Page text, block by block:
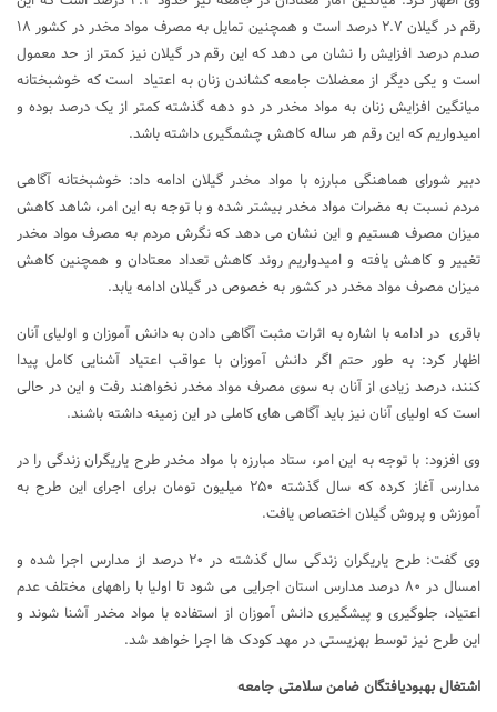
رقم در گیلان ۲.۷ درصد است و همچنین تمایل به مصرف مواد مخدر در کشور ۱۸
صدم درصد افزایش را نشان می دهد که این رقم در گیلان نیز کمتر از حد معمول
است و یکی دیگر از معضلات جامعه کشاندن زنان به اعتیاد است که خوشبختانه
میانگین افزایش زنان به مواد مخدر در دو دهه گذشته کمتر از یک درصد بوده و
امیدواریم که این رقم هر ساله کاهش چشمگیری داشته باشد.
دبیر شورای هماهنگی مبارزه با مواد مخدر گیلان ادامه داد: خوشبختانه آگاهی
مردم نسبت به مضرات مواد مخدر بیشتر شده و با توجه به این امر، شاهد کاهش
میزان مصرف هستیم و این نشان می دهد که نگرش مردم به مصرف مواد مخدر
تغییر و کاهش یافته و امیدواریم روند کاهش تعداد معتادان و همچنین کاهش
میزان مصرف مواد مخدر در کشور به خصوص در گیلان ادامه یابد.
باقری در ادامه با اشاره به اثرات مثبت آگاهی دادن به دانش آموزان و اولیای آنان
اظهار کرد: به طور حتم اگر دانش آموزان با عواقب اعتیاد آشنایی کامل پیدا
کنند، درصد زیادی از آنان به سوی مصرف مواد مخدر نخواهند رفت و این در حالی
است که اولیای آنان نیز باید آگاهی های کاملی در این زمینه داشته باشند.
وی افزود: با توجه به این امر، ستاد مبارزه با مواد مخدر طرح یاریگران زندگی را در
مدارس آغاز کرده که سال گذشته ۲۵۰ میلیون تومان برای اجرای این طرح به
آموزش و پروش گیلان اختصاص یافت.
وی گفت: طرح یاریگران زندگی سال گذشته در ۲۰ درصد از مدارس اجرا شده و
امسال در ۸۰ درصد مدارس استان اجرایی می شود تا اولیا با راههای مختلف عدم
اعتیاد، جلوگیری و پیشگیری دانش آموزان از استفاده با مواد مخدر آشنا شوند و
این طرح نیز توسط بهزیستی در مهد کودک ها اجرا خواهد شد.
اشتغال بهبودیافتگان ضامن سلامتی جامعه